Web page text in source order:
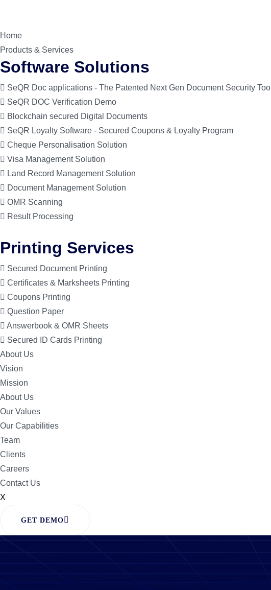
content
Home
Products & Services
Software Solutions
SeQR Doc applications - The Patented Next Gen Document Security Tool
SeQR DOC Verification Demo
Blockchain secured Digital Documents
SeQR Loyalty Software - Secured Coupons & Loyalty Program
Cheque Personalisation Solution
Visa Management Solution
Land Record Management Solution
Document Management Solution
OMR Scanning
Result Processing
Printing Services
Secured Document Printing
Certificates & Marksheets Printing
Coupons Printing
Question Paper
Answerbook & OMR Sheets
Secured ID Cards Printing
About Us
Vision
Mission
About Us
Our Values
Our Capabilities
Team
Clients
Careers
Contact Us
X
GET DEMO